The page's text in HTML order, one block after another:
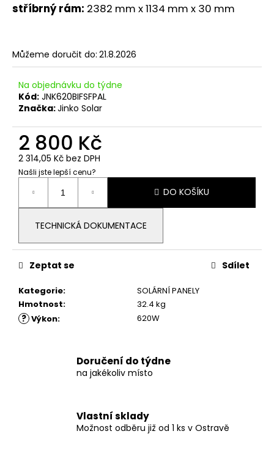
stříbrný rám: 2382 mm x 1134 mm x 30 mm
Můžeme doručit do: 21.8.2026
Na objednávku do týdne
Kód: JNK620BIFSFPAL
Značka:Jinko Solar
2 800 Kč
2 314,05 Kč bez DPH
Našli jste lepší cenu?
Měrná
cena:
DO KOŠÍKU
TECHNICKÁ DOKUMENTACE
Kategorie:
SOLÁRNÍ PANELY
Hmotnost: 32.4 kg
? Výkon: 620W
Zeptat se Sdílet
Doručení do týdne
na jakékoliv místo
Vlastní sklady
Možnost odběru již od 1 ks v Ostravě
p
u
č
u
e
BIFACIÁLNÍ
FOTOVOLTAICKÝ
SOLÁRNÍ
HANERSUN
500WP
BLACK
350